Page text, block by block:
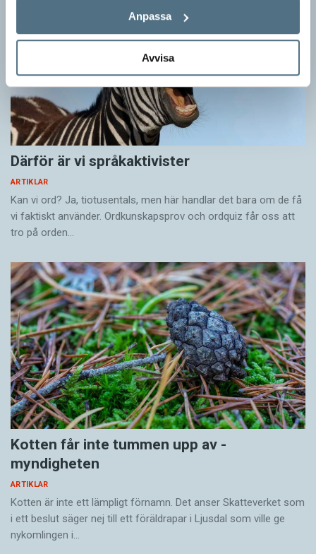
Anpassa
Avvisa
Därför är vi språkaktivister
ARTIKLAR
Kan vi ord? Ja, tiotusentals, men här handlar det bara om de få
vi faktiskt använder. Ordkunskapsprov och ordquiz får oss att
tro på orden…
Kotten får inte tummen upp av ­
myndigheten
ARTIKLAR
Kotten är inte ett lämpligt förnamn. Det anser Skatte­verket som
i ett beslut säger nej till ett föräldra­par i Ljusdal som ville ge
nykomlingen i…